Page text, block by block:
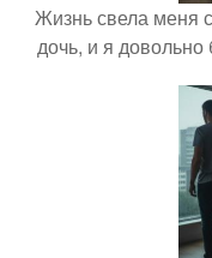
Жизнь свела меня
дочь, и я